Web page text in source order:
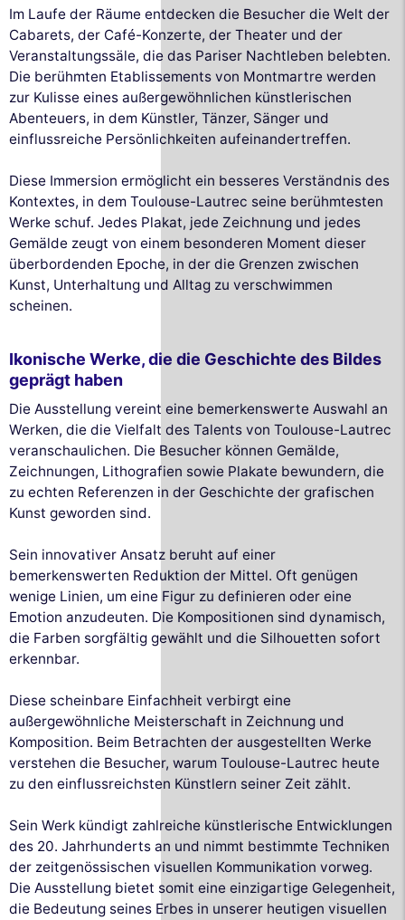
Im Laufe der Räume entdecken die Besucher die Welt der
Cabarets, der Café-Konzerte, der Theater und der
Veranstaltungssäle, die das Pariser Nachtleben belebten.
Die berühmten Etablissements von Montmartre werden
zur Kulisse eines außergewöhnlichen künstlerischen
Abenteuers, in dem Künstler, Tänzer, Sänger und
einflussreiche Persönlichkeiten aufeinandertreffen.
Diese Immersion ermöglicht ein besseres Verständnis des
Kontextes, in dem Toulouse-Lautrec seine berühmtesten
Werke schuf. Jedes Plakat, jede Zeichnung und jedes
Gemälde zeugt von einem besonderen Moment dieser
überbordenden Epoche, in der die Grenzen zwischen
Kunst, Unterhaltung und Alltag zu verschwimmen
scheinen.
Ikonische Werke, die die Geschichte des Bildes
geprägt haben
Die Ausstellung vereint eine bemerkenswerte Auswahl an
Werken, die die Vielfalt des Talents von Toulouse-Lautrec
veranschaulichen. Die Besucher können Gemälde,
Zeichnungen, Lithografien sowie Plakate bewundern, die
zu echten Referenzen in der Geschichte der grafischen
Kunst geworden sind.
Sein innovativer Ansatz beruht auf einer
bemerkenswerten Reduktion der Mittel. Oft genügen
wenige Linien, um eine Figur zu definieren oder eine
Emotion anzudeuten. Die Kompositionen sind dynamisch,
die Farben sorgfältig gewählt und die Silhouetten sofort
erkennbar.
Diese scheinbare Einfachheit verbirgt eine
außergewöhnliche Meisterschaft in Zeichnung und
Komposition. Beim Betrachten der ausgestellten Werke
verstehen die Besucher, warum Toulouse-Lautrec heute
zu den einflussreichsten Künstlern seiner Zeit zählt.
Sein Werk kündigt zahlreiche künstlerische Entwicklungen
des 20. Jahrhunderts an und nimmt bestimmte Techniken
der zeitgenössischen visuellen Kommunikation vorweg.
Die Ausstellung bietet somit eine einzigartige Gelegenheit,
die Bedeutung seines Erbes in unserer heutigen visuellen